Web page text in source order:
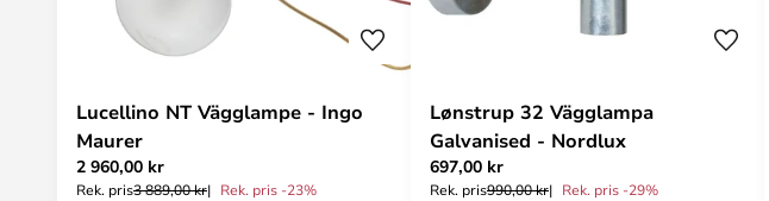
Lucellino NT Vägglampe - Ingo
Maurer
2 960,00 kr
Rek. pris3 889,00 kr Rek. pris -23%
Lønstrup 32 Vägglampa
Galvanised - Nordlux
697,00 kr
Rek. pris990,00 kr Rek. pris -29%